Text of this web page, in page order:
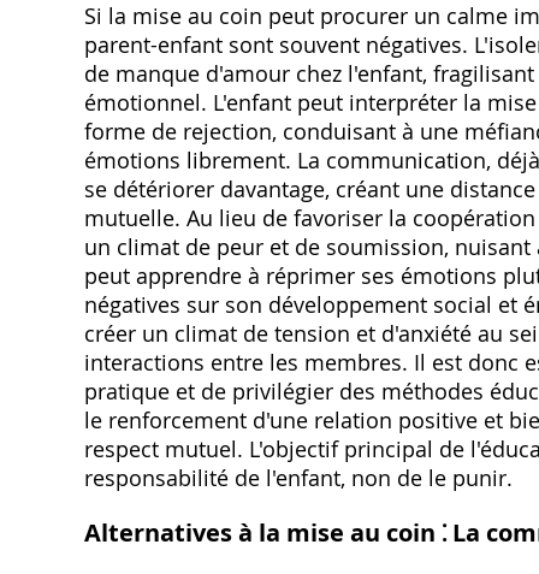
Si la mise au coin peut procurer un calme
parent-enfant sont souvent négatives.
de manque d'amour chez l'enfant,
émotionnel. L'enfant peut interpréter la
forme de rejection, conduisant à une
émotions librement. La communication,
se détériorer davantage, créant une
mutuelle. Au lieu de favoriser la
un climat de peur et de soumission,
peut apprendre à réprimer ses émotions
négatives sur son développement social et
créer un climat de tension et d'anxiété au
interactions entre les membres. Il est donc
pratique et de privilégier des méthodes
le renforcement d'une relation positive et
respect mutuel. L'objectif principal de
responsabilité de l'enfant, non de le punir.
Alternatives à la mise au coin ⁚ La